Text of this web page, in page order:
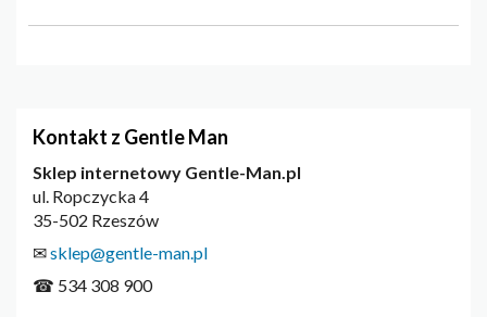
Kontakt z Gentle Man
Sklep internetowy Gentle-Man.pl
ul. Ropczycka 4
35-502 Rzeszów
✉sklep@gentle-man.pl
☎ 534 308 900